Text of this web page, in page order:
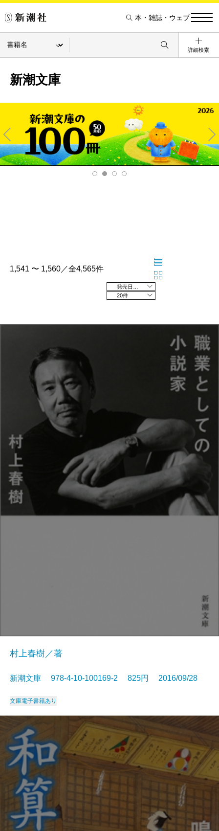
本・雑誌・ウェブ
詳細検索
新潮文庫
Pre
v
Ne
xt
1,541 〜 1,560／全4,565件
20件
村上春樹／著
新潮文庫 978-4-10-100169-2 825円 2016/09/28
文庫電子書籍あり